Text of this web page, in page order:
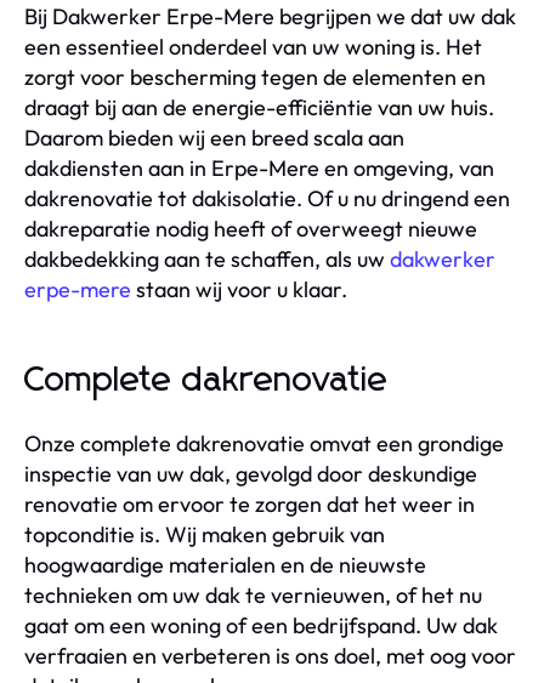
Bij Dakwerker Erpe-Mere begrijpen we dat uw dak
een essentieel onderdeel van uw woning is. Het
zorgt voor bescherming tegen de elementen en
draagt bij aan de energie-efficiëntie van uw huis.
Daarom bieden wij een breed scala aan
dakdiensten aan in Erpe-Mere en omgeving, van
dakrenovatie tot dakisolatie. Of u nu dringend een
dakreparatie nodig heeft of overweegt nieuwe
dakbedekking aan te schaffen, als uw dakwerker
erpe-mere staan wij voor u klaar.
Complete dakrenovatie
Onze complete dakrenovatie omvat een grondige
inspectie van uw dak, gevolgd door deskundige
renovatie om ervoor te zorgen dat het weer in
topconditie is. Wij maken gebruik van
hoogwaardige materialen en de nieuwste
technieken om uw dak te vernieuwen, of het nu
gaat om een woning of een bedrijfspand. Uw dak
verfraaien en verbeteren is ons doel, met oog voor